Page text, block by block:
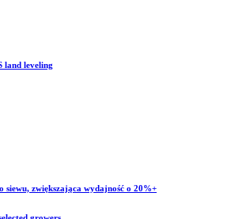
land leveling
zwiększająca wydajność o 20%+